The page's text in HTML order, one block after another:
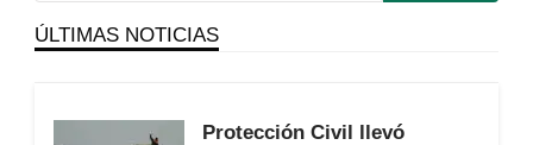
ÚLTIMAS NOTICIAS
Protección Civil llevó